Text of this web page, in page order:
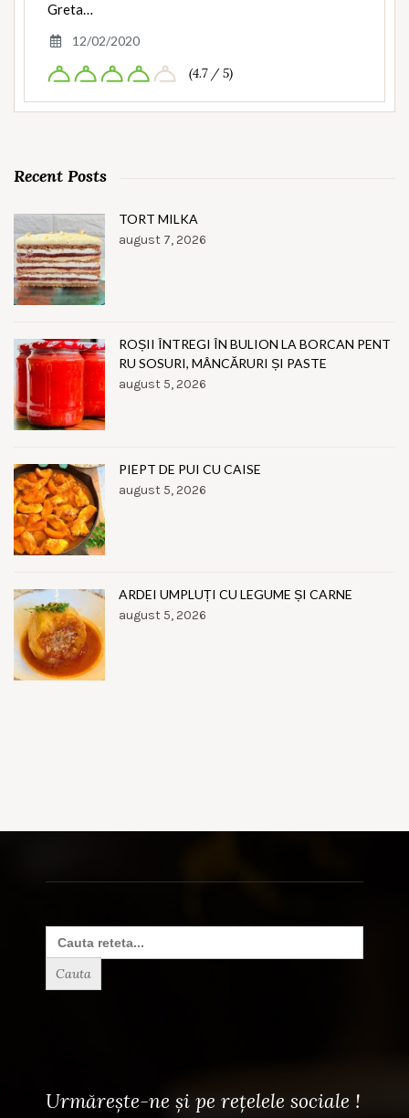
Greta…
12/02/2020
(4.7 / 5)
Recent Posts
TORT MILKA
august 7, 2026
ROȘII ÎNTREGI ÎN BULION LA BORCAN PENT
RU SOSURI, MÂNCĂRURI ȘI PASTE
august 5, 2026
PIEPT DE PUI CU CAISE
august 5, 2026
ARDEI UMPLUȚI CU LEGUME ȘI CARNE
august 5, 2026
Search
for:
Urmărește-ne și pe rețelele sociale !